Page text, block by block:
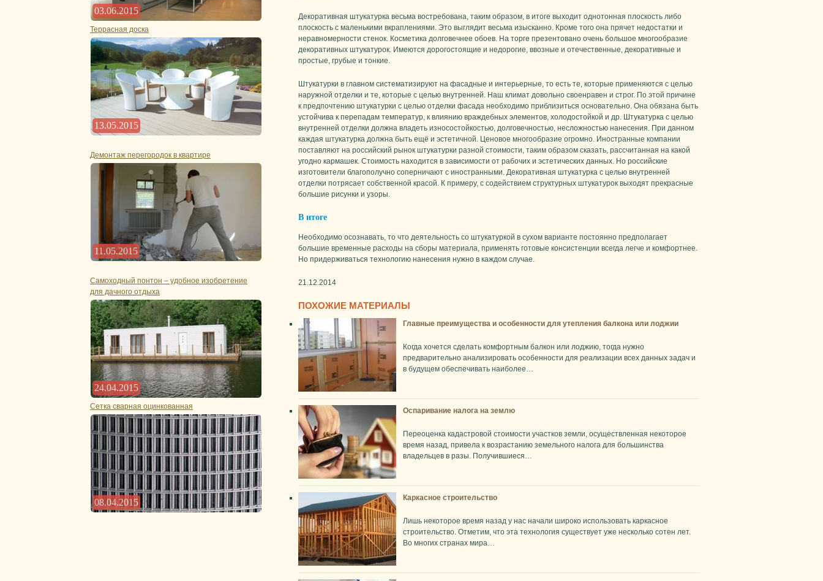
03.06.2015
Террасная доска
13.05.2015
Демонтаж перегородок в квартире
11.05.2015
Самоходный понтон – удобное изобретение
для дачного отдыха
24.04.2015
Сетка сварная оцинкованная
08.04.2015
Декоративная штукатурка весьма востребована, таким образом, в итоге выходит однотонная плоскость либо
плоскость с маленькими вкраплениями. Это выглядит весьма изысканно. Кроме того она прячет недостатки и
неравномерности стенок. Косметика долговечнее обоев. На торге презентовано очень большое многообразие
декоративных штукатурок. Имеются дорогостоящие и недорогие, ввозные и отечественные, декоративные и
простые, грубые и тонкие.
Штукатурки в главном систематизируют на фасадные и интерьерные, то есть те, которые применяются с целью
наружной отделки и те, которые с целью внутренней. Наш климат довольно своенравен и строг. По этой причине
к предпочтению штукатурки с целью отделки фасада необходимо приблизиться основательно. Она обязана быть
устойчива к перепадам температур, к влиянию враждебных элементов, холодостойкой и др. Штукатурка с целью
внутренней отделки должна владеть износостойкостью, долговечностью, несложностью нанесения. При данном
каждая штукатурка должна быть ещё и эстетичной. Ценовое многообразие огромно. Иностранные компании
поставляют на российский рынок штукатурки разной стоимости, таким образом сказать, рассчитанная на какой
угодно кармашек. Стоимость находится в зависимости от рабочих и эстетических данных. Но российские
изготовители благополучно соперничают с иностранными. Декоративная штукатурка с целью внутренней
отделки потрясает собственной красой. К примеру, с содействием структурных штукатурок выходят прекрасные
большие рисунки и узоры.
В итоге
Необходимо осознавать, то что деятельность со штукатуркой в сухом варианте постоянно предполагает
большие временные расходы на сборы материала, применять готовые консистенции всегда легче и комфортнее.
Но придерживаться технологию нанесения нужно в каждом случае.
21.12.2014
ПОХОЖИЕ МАТЕРИАЛЫ
Главные преимущества и особенности для утепления балкона или лоджии
Когда хочется сделать комфортным балкон или лоджию, тогда нужно
предварительно анализировать особенности для реализации всех данных задач и
в будущем обеспечивать наиболее…
Оспаривание налога на землю
Переоценка кадастровой стоимости участков земли, осуществленная некоторое
время назад, привела к возрастанию земельного налога для большинства
владельцев в разы. Получившиеся…
Каркасное строительство
Лишь некоторое время назад у нас начали широко использовать каркасное
строительство. Отметим, что эта технология существует уже несколько сотен лет.
Во многих странах мира…